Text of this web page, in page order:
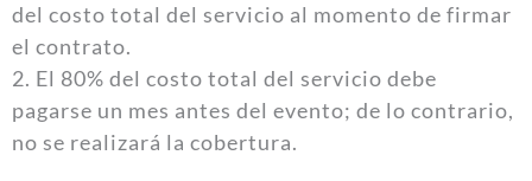
del costo total del servicio al momento de firmar
el contrato.
2. El 80% del costo total del servicio debe
pagarse un mes antes del evento; de lo contrario,
no se realizará la cobertura.